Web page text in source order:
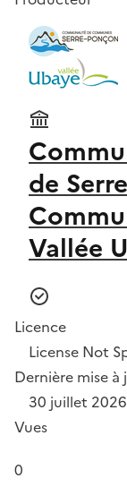
de
Vallée
Licence
License Not
Dernière mise à
30 juillet 2026
Vues
0